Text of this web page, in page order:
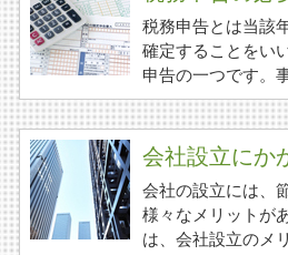
税務申告とは当該
確定することをい
申告の一つです。
会社設立にか
会社の設立には、
様々なメリットが
は、会社設立のメ